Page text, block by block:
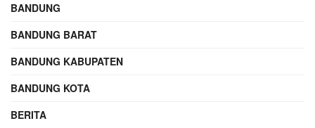
BANDUNG
BANDUNG BARAT
BANDUNG KABUPATEN
BANDUNG KOTA
BERITA